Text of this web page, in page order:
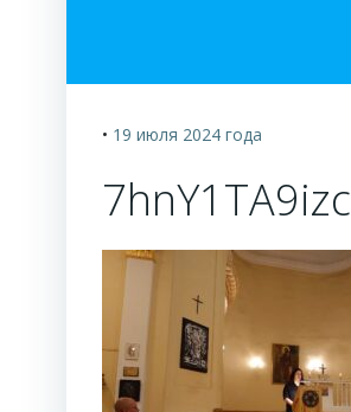
• 19 июля 2024 года
7hnY1TA9izc